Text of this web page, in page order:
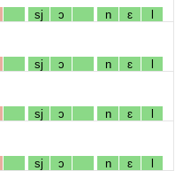
sj ɔ n ɛ l
sj ɔ n ɛ l
sj ɔ n ɛ l
sj ɔ n ɛ l